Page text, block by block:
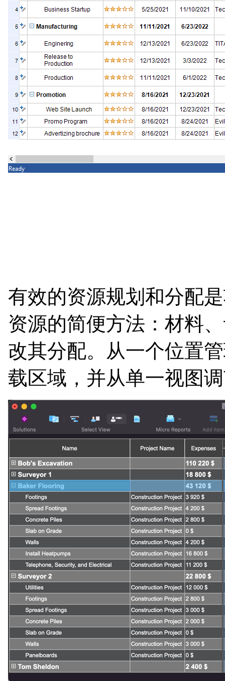
有效的资源规划和分配
资源的简便方法：材料
改其分配。从一个位置
载区域，并从单一视图